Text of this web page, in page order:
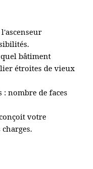
bâtiment
étroites de vieux
nombre de faces
votre